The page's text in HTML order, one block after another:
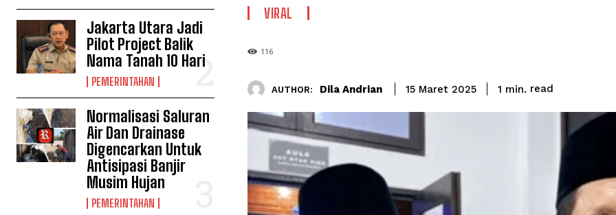
Jakarta Utara Jadi
Pilot Project Balik
Nama Tanah 10 Hari
PEMERINTAHAN
Normalisasi Saluran
Air Dan Drainase
Digencarkan Untuk
Antisipasi Banjir
Musim Hujan
PEMERINTAHAN
VIRAL
116
AUTHOR: Dila Andrian 15 Maret 2025 1 min. read